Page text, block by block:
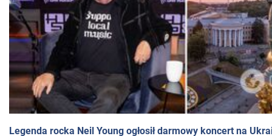
Legenda rocka Neil Young ogłosił darmowy koncert na